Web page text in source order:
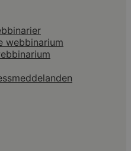
webbinarium